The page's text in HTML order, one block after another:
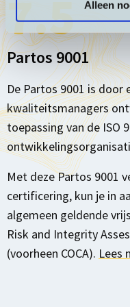
Alleen
7.5
Partos 9001
De Partos 9001 is door
kwaliteitsmanagers
toepassing van de ISO
Met deze Partos 9001
certificering, kun je in
algemeen geldende
Risk and Integrity
(voorheen COCA). Lees